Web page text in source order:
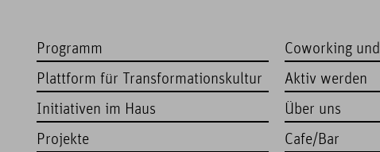
Programm
Plattform für Transformationskultur
Initiativen im Haus
Projekte
Coworking
Aktiv werden
Über uns
Cafe/Bar